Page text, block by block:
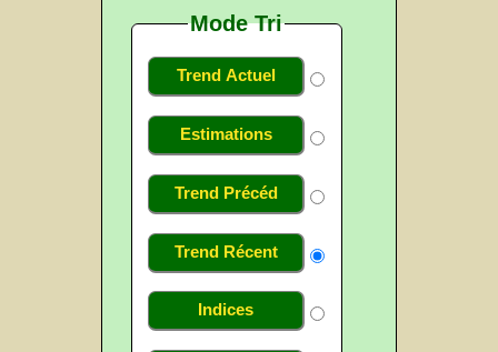
Mode Tri
Trend Actuel
Estimations
Trend Précéd
Trend Récent
Indices